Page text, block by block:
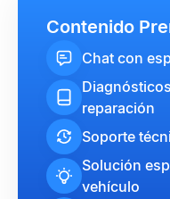
Contenido
Chat con
reparación
Soporte
Solución
vehículo